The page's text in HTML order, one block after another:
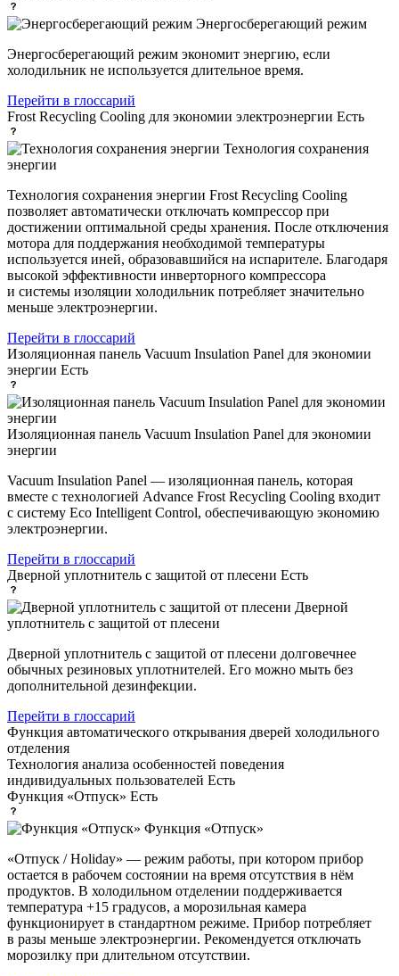
Энергосберегающий режим
Энергосберегающий режим экономит энергию, если
холодильник не используется длительное время.
Перейти в глоссарий
Frost Recycling Cooling для экономии электроэнергии Есть
Технология сохранения
энергии
Технология сохранения энергии Frost Recycling Cooling
позволяет автоматически отключать компрессор при
достижении оптимальной среды хранения. После отключения
мотора для поддержания необходимой температуры
используется иней, образовавшийся на испарителе. Благодаря
высокой эффективности инверторного компрессора
и системы изоляции холодильник потребляет значительно
меньше электроэнергии.
Перейти в глоссарий
Изоляционная панель Vacuum Insulation Panel для экономии
энергии Есть
Изоляционная панель Vacuum Insulation Panel для экономии
энергии
Vacuum Insulation Panel — изоляционная панель, которая
вместе с технологией Advance Frost Recycling Cooling входит
с систему Eco Intelligent Control, обеспечивающую экономию
электроэнергии.
Перейти в глоссарий
Дверной уплотнитель с защитой от плесени Есть
Дверной
уплотнитель с защитой от плесени
Дверной уплотнитель с защитой от плесени долговечнее
обычных резиновых уплотнителей. Его можно мыть без
дополнительной дезинфекции.
Перейти в глоссарий
Функция автоматического открывания дверей холодильного
отделения
Технология анализа особенностей поведения
индивидуальных пользователей Есть
Функция «Отпуск» Есть
Функция «Отпуск»
«Отпуск / Holiday» — режим работы, при котором прибор
остается в рабочем состоянии на время отсутствия в нём
продуктов. В холодильном отделении поддерживается
температура +15 градусов, а морозильная камера
функционирует в стандартном режиме. Прибор потребляет
в разы меньше электроэнергии. Рекомендуется отключать
морозилку при длительном отсутствии.